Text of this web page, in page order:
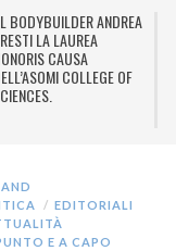
BODYBUILDER ANDREA
LA LAUREA
CAUSA
COLLEGE OF
EDITORIALI
E A CAPO